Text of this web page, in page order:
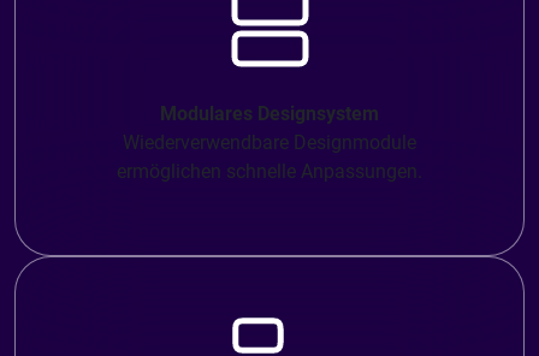
Modulares Designsystem
Wiederverwendbare Designmodule
ermöglichen schnelle Anpassungen.